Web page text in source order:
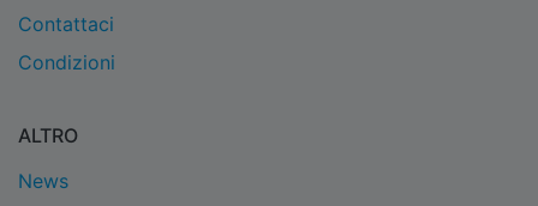
Contattaci
Condizioni
ALTRO
News